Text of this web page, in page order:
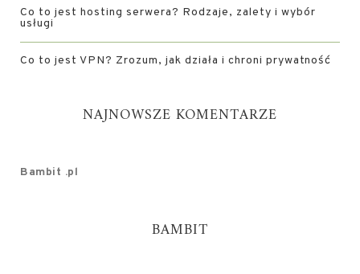
Co to jest hosting serwera? Rodzaje, zalety i wybór
usługi
Co to jest VPN? Zrozum, jak działa i chroni prywatność
NAJNOWSZE KOMENTARZE
Bambit .pl
BAMBIT